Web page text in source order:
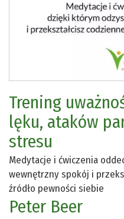
Trening
lęku, ataków
stresu
Medytacje i ćwiczenia
wewnętrzny spokój i
źródło pewności siebie
Peter Beer